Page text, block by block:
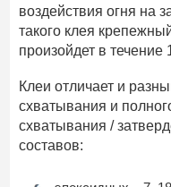
воздействия огня на
такого клея
произойдет в течение
Клеи отличает и
схватывания и
схватывания /
составов: